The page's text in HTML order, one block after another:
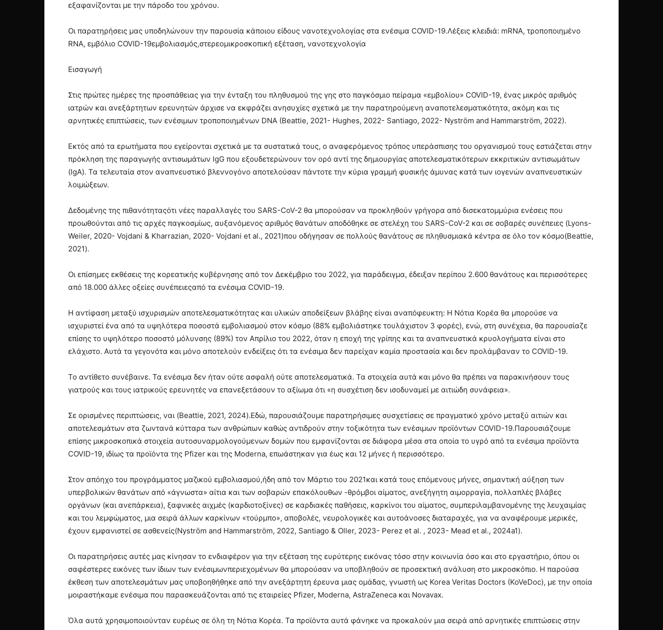
εξαφανίζονται με την πάροδο του χρόνου.
Οι παρατηρήσεις μας υποδηλώνουν την παρουσία κάποιου είδους νανοτεχνολογίας στα ενέσιμα COVID-19.Λέξεις κλειδιά: mRNA, τροποποιημένο
RNA, εμβόλιο COVID-19εμβολιασμός,στερεομικροσκοπική εξέταση, νανοτεχνολογία
Εισαγωγή
Στις πρώτες ημέρες της προσπάθειας για την ένταξη του πληθυσμού της γης στο παγκόσμιο πείραμα «εμβολίου» COVID-19, ένας μικρός αριθμός
ιατρών και ανεξάρτητων ερευνητών άρχισε να εκφράζει ανησυχίες σχετικά με την παρατηρούμενη αναποτελεσματικότητα, ακόμη και τις
αρνητικές επιπτώσεις, των ενέσιμων τροποποιημένων DNA (Beattie, 2021- Hughes, 2022- Santiago, 2022- Nyström and Hammarström, 2022).
Εκτός από τα ερωτήματα που εγείρονται σχετικά με τα συστατικά τους, ο αναφερόμενος τρόπος υπεράσπισης του οργανισμού τους εστιάζεται στην
πρόκληση της παραγωγής αντισωμάτων IgG που εξουδετερώνουν τον ορό αντί της δημιουργίας αποτελεσματικότερων εκκριτικών αντισωμάτων
(IgA). Τα τελευταία στον αναπνευστικό βλεννογόνο αποτελούσαν πάντοτε την κύρια γραμμή φυσικής άμυνας κατά των ιογενών αναπνευστικών
λοιμώξεων.
Δεδομένης της πιθανότηταςότι νέες παραλλαγές του SARS-CoV-2 θα μπορούσαν να προκληθούν γρήγορα από δισεκατομμύρια ενέσεις που
προωθούνται από τις αρχές παγκοσμίως, αυξανόμενος αριθμός θανάτων αποδόθηκε σε στελέχη του SARS-CoV-2 και σε σοβαρές συνέπειες (Lyons-
Weiler, 2020- Vojdani & Kharrazian, 2020- Vojdani et al., 2021)που οδήγησαν σε πολλούς θανάτους σε πληθυσμιακά κέντρα σε όλο τον κόσμο(Beattie,
2021).
Οι επίσημες εκθέσεις της κορεατικής κυβέρνησης από τον Δεκέμβριο του 2022, για παράδειγμα, έδειξαν περίπου 2.600 θανάτους και περισσότερες
από 18.000 άλλες οξείες συνέπειεςαπό τα ενέσιμα COVID-19.
Η αντίφαση μεταξύ ισχυρισμών αποτελεσματικότητας και υλικών αποδείξεων βλάβης είναι αναπόφευκτη: Η Νότια Κορέα θα μπορούσε να
ισχυριστεί ένα από τα υψηλότερα ποσοστά εμβολιασμού στον κόσμο (88% εμβολιάστηκε τουλάχιστον 3 φορές), ενώ, στη συνέχεια, θα παρουσίαζε
επίσης το υψηλότερο ποσοστό μόλυνσης (89%) τον Απρίλιο του 2022, όταν η εποχή της γρίπης και τα αναπνευστικά κρυολογήματα είναι στο
ελάχιστο. Αυτά τα γεγονότα και μόνο αποτελούν ενδείξεις ότι τα ενέσιμα δεν παρείχαν καμία προστασία και δεν προλάμβαναν το COVID-19.
Το αντίθετο συνέβαινε. Τα ενέσιμα δεν ήταν ούτε ασφαλή ούτε αποτελεσματικά. Τα στοιχεία αυτά και µόνο θα πρέπει να παρακινήσουν τους
γιατρούς και τους ιατρικούς ερευνητές να επανεξετάσουν το αξίωµα ότι «η συσχέτιση δεν ισοδυναµεί µε αιτιώδη συνάφεια».
Σε ορισμένες περιπτώσεις, ναι (Beattie, 2021, 2024).Εδώ, παρουσιάζουμε παρατηρήσιμες συσχετίσεις σε πραγματικό χρόνο μεταξύ αιτιών και
αποτελεσμάτων στα ζωντανά κύτταρα των ανθρώπων καθώς αντιδρούν στην τοξικότητα των ενέσιμων προϊόντων COVID-19.Παρουσιάζουμε
επίσης μικροσκοπικά στοιχεία αυτοσυναρμολογούμενων δομών που εμφανίζονται σε διάφορα μέσα στα οποία το υγρό από τα ενέσιμα προϊόντα
COVID-19, ιδίως τα προϊόντα της Pfizer και της Moderna, επωάστηκαν για έως και 12 μήνες ή περισσότερο.
Στον απόηχο του προγράμματος μαζικού εμβολιασμού,ήδη από τον Μάρτιο του 2021και κατά τους επόμενους μήνες, σημαντική αύξηση των
υπερβολικών θανάτων από «άγνωστα» αίτια και των σοβαρών επακόλουθων -θρόμβοι αίματος, ανεξήγητη αιμορραγία, πολλαπλές βλάβες
οργάνων (και ανεπάρκεια), ξαφνικές αιχμές (καρδιοτοξίνες) σε καρδιακές παθήσεις, καρκίνοι του αίματος, συμπεριλαμβανομένης της λευχαιμίας
και του λεμφώματος, μια σειρά άλλων καρκίνων «τούρμπο», αποβολές, νευρολογικές και αυτοάνοσες διαταραχές, για να αναφέρουμε μερικές,
έχουν εμφανιστεί σε ασθενείς(Nyström and Hammarström, 2022, Santiago & Oller, 2023- Perez et al. , 2023- Mead et al., 2024a1).
Οι παρατηρήσεις αυτές μας κίνησαν το ενδιαφέρον για την εξέταση της ευρύτερης εικόνας τόσο στην κοινωνία όσο και στο εργαστήριο, όπου οι
σαφέστερες εικόνες των ίδιων των ενέσιμωνπεριεχομένων θα μπορούσαν να υποβληθούν σε προσεκτική ανάλυση στο μικροσκόπιο. Η παρούσα
έκθεση των αποτελεσµάτων µας υποβοηθήθηκε από την ανεξάρτητη έρευνα µιας οµάδας, γνωστή ως Korea Veritas Doctors (KoVeDoc), µε την οποία
µοιραστήκαµε ενέσιµα που παρασκευάζονται από τις εταιρείες Pfizer, Moderna, AstraZeneca και Novavax.
Όλα αυτά χρησιµοποιούνταν ευρέως σε όλη τη Νότια Κορέα. Τα προϊόντα αυτά φάνηκε να προκαλούν μια σειρά από αρνητικές επιπτώσεις στην